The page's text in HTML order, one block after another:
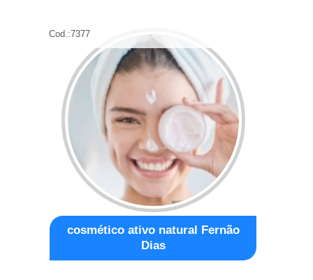
Cod.:7377
cosmético ativo natural Fernão
Dias